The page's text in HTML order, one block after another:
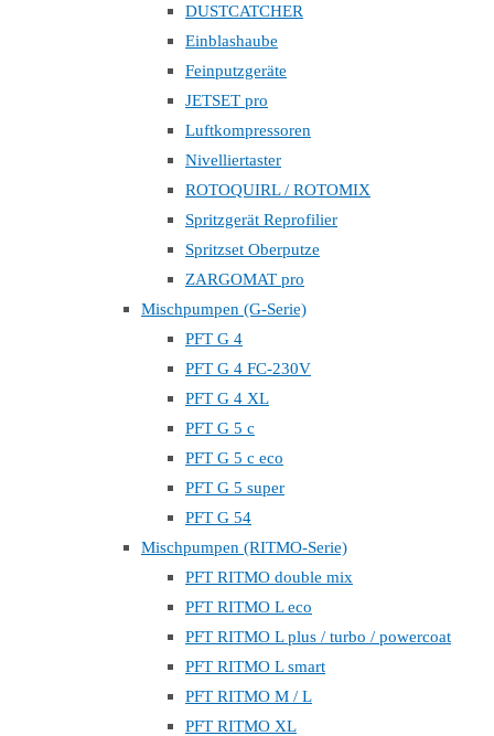
DUSTCATCHER
Einblashaube
Feinputzgeräte
JETSET pro
Luftkompressoren
Nivelliertaster
ROTOQUIRL / ROTOMIX
Spritzgerät Reprofilier
Spritzset Oberputze
ZARGOMAT pro
Mischpumpen (G-Serie)
PFT G 4
PFT G 4 FC-230V
PFT G 4 XL
PFT G 5 c
PFT G 5 c eco
PFT G 5 super
PFT G 54
Mischpumpen (RITMO-Serie)
PFT RITMO double mix
PFT RITMO L eco
PFT RITMO L plus / turbo / powercoat
PFT RITMO L smart
PFT RITMO M / L
PFT RITMO XL